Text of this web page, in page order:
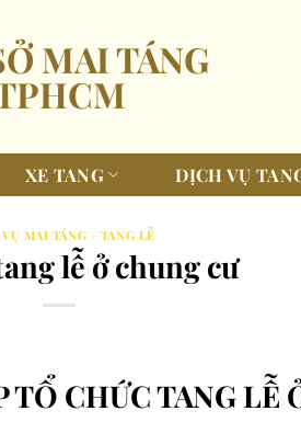
XE TANG DỊCH VỤ
MAI TÁNG - TANG LỄ
lễ ở chung cư
CHỨC TANG LỄ